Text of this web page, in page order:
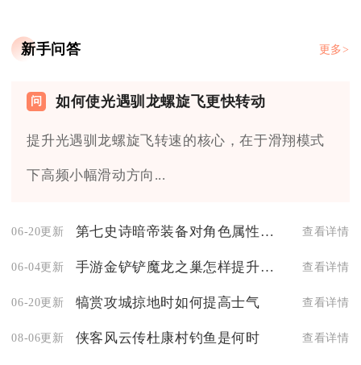
新手问答 更多>
如何使光遇驯龙螺旋飞更快转动
提升光遇驯龙螺旋飞转速的核心，在于滑翔模式
下高频小幅滑动方向...
06-20更新 第七史诗暗帝装备对角色属性影响大吗 查看详情
06-04更新 手游金铲铲魔龙之巢怎样提升角色等级 查看详情
06-20更新 犒赏攻城掠地时如何提高士气 查看详情
08-06更新 侠客风云传杜康村钓鱼是何时 查看详情